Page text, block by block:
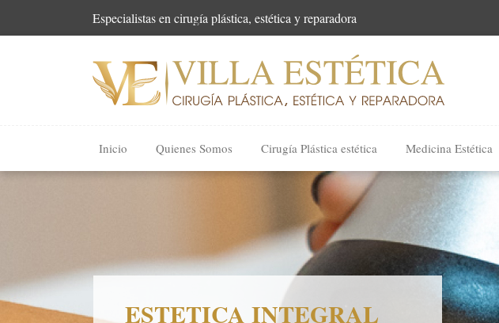
Especialistas en cirugía plástica, estética y reparadora
Inicio Quienes Somos Cirugía Plástica estética Medicina Estética
ESTETICA INTEGRAL